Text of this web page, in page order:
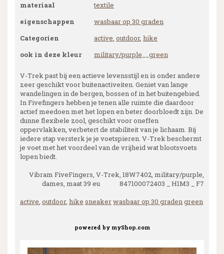
materiaal
textile
eigenschappen
wasbaar op 30 graden
Categorien
active, outdoor, hike
ook in deze kleur
military/purple green
V-Trek past bij een actieve levensstijl en is onder andere
zeer geschikt voor buitenactiveiten. Geniet van lange
wandelingen in de bergen, bossen of in het buitengebied.
In Fivefingers hebben je tenen alle ruimte die daardoor
actief meedoen met het lopen en beter doorbloedt zijn. De
dunne flexibele zool, geschikt voor oneffen
oppervlakken, verbetert de stabiliteit van je lichaam. Bij
iedere stap versterk je je voetspieren. V-Trek beschermt
je voet met het voordeel van de vrijheid wat blootsvoets
lopen biedt.
Vibram FiveFingers, V-Trek, 18W7402, military/purple,
dames, maat 39 eu 847100072403 _ H1M3 _ F7
active, outdoor, hike sneakerwasbaar op 30 gradengreen
powered by myShop.com